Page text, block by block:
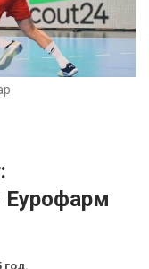
Еурофарм
год.